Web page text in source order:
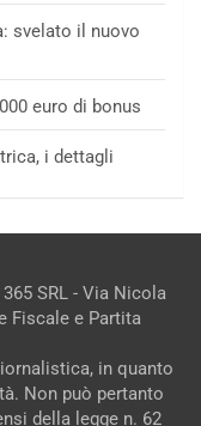
svelato il nuovo
euro di bonus
i dettagli
SRL - Via Nicola
Fiscale e Partita
in quanto
Non può pertanto
della legge n. 62